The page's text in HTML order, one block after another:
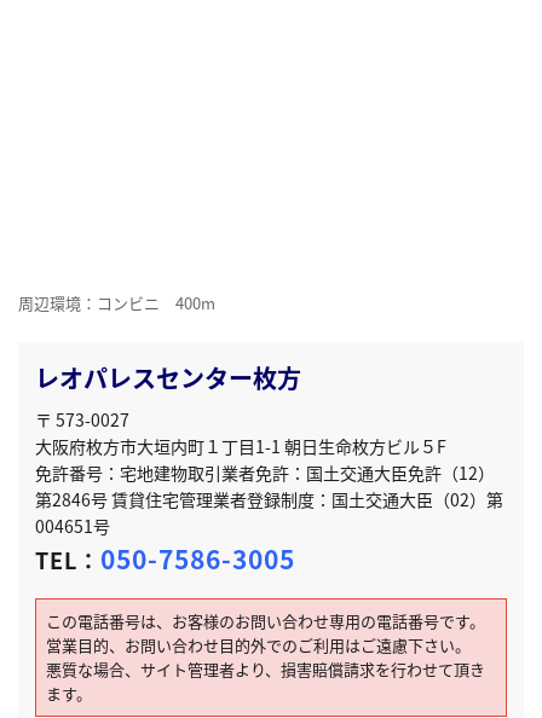
周辺環境：コンビニ 400m
レオパレスセンター枚方
〒 573-0027
大阪府枚方市大垣内町１丁目1-1 朝日生命枚方ビル５F
免許番号：宅地建物取引業者免許：国土交通大臣免許（12）
第2846号 賃貸住宅管理業者登録制度：国土交通大臣（02）第
004651号
TEL： 050-7586-3005
この電話番号は、お客様のお問い合わせ専用の電話番号です。
営業目的、お問い合わせ目的外でのご利用はご遠慮下さい。
悪質な場合、サイト管理者より、損害賠償請求を行わせて頂き
ます。